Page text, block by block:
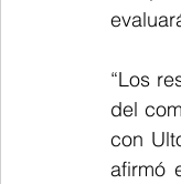
“Los
del
con
afirmó